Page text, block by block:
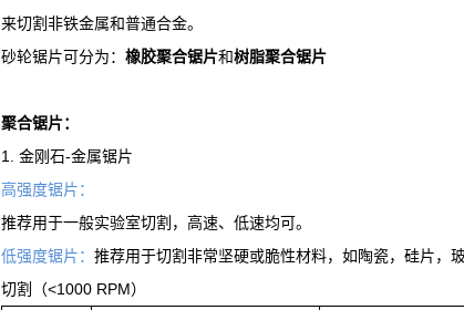
来切割非铁金属和普通合金。
砂轮锯片可分为： 橡胶聚合锯片和树脂聚合锯片
聚合锯片：
1. 金刚石-金属锯片
高强度锯片：
推荐用于一般实验室切割，高速、低速均可。
低强度锯片： 推荐用于切割非常坚硬或脆性材料，如陶瓷，硅片，
切割（<1000 RPM）